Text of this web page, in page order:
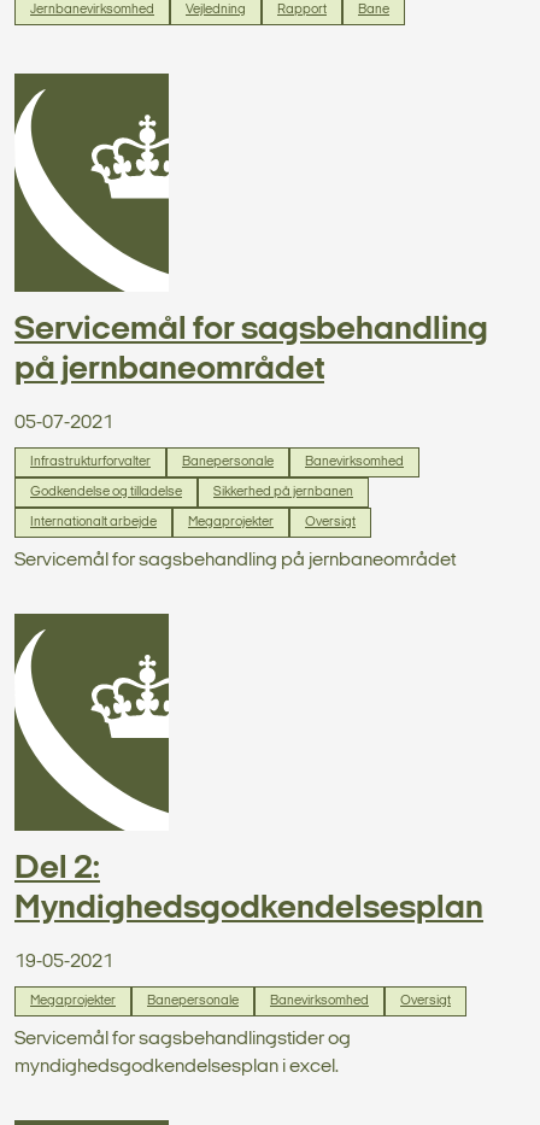
Jernbanevirksomhed Vejledning Rapport Bane
Servicemål for sagsbehandling
på jernbaneområdet
05-07-2021
Infrastrukturforvalter Banepersonale Banevirksomhed
Godkendelse og tilladelse Sikkerhed på jernbanen
Internationalt arbejde Megaprojekter Oversigt
Servicemål for sagsbehandling på jernbaneområdet
Del 2:
Myndighedsgodkendelsesplan
19-05-2021
Megaprojekter Banepersonale Banevirksomhed Oversigt
Servicemål for sagsbehandlingstider og
myndighedsgodkendelsesplan i excel.